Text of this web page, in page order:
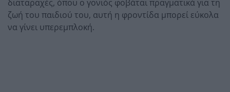
διαταραχές, όπου ο γονιός φοβάται πραγματικά για τη
ζωή του παιδιού του, αυτή η φροντίδα μπορεί εύκολα
να γίνει υπερεμπλοκή.